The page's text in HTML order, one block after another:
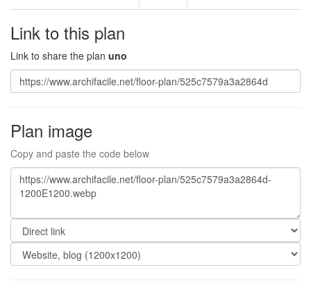
Link to this plan
Link to share the plan uno
Plan image
Copy and paste the code below